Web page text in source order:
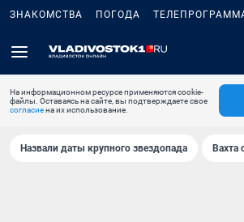
ЗНАКОМСТВА ПОГОДА
На информационном ресурсе применяются cookie-
файлы. Оставаясь на сайте, вы подтверждаете свое
согласиена их использование.
Назвали даты крупного звездопада Вахта